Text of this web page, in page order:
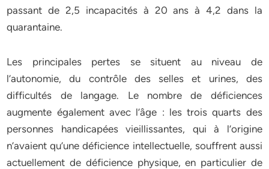
passant de 2,5 incapacités à 20 ans à 4,2 dans la
quarantaine.
Les principales pertes se situent au niveau de
l’autonomie, du contrôle des selles et urines, des
difficultés de langage. Le nombre de déficiences
augmente également avec l’âge : les trois quarts des
personnes handicapées vieillissantes, qui à l’origine
n’avaient qu’une déficience intellectuelle, souffrent aussi
actuellement de déficience physique, en particulier de